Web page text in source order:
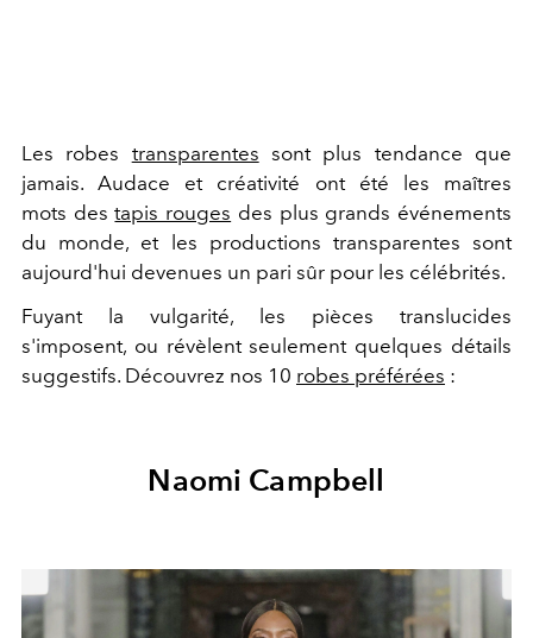
Les robes transparentes sont plus tendance que
jamais. Audace et créativité ont été les maîtres
mots destapis rouges des plus grands événements
du monde, et les productions transparentes sont
aujourd'hui devenues un pari sûr pour les célébrités.
Fuyant la vulgarité, les pièces translucides
s'imposent, ou révèlent seulement quelques détails
suggestifs. Découvrez nos 10 robes préférées :
Naomi Campbell